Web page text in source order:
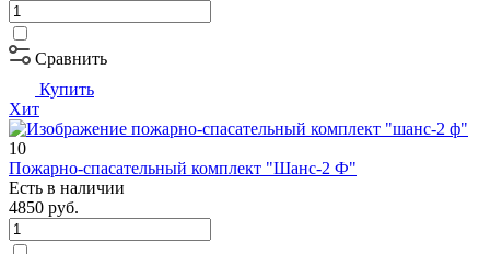
Сравнить
Купить
Хит
10
Пожарно-спасательный комплект "Шанс-2 Ф"
Есть в наличии
4850 руб.